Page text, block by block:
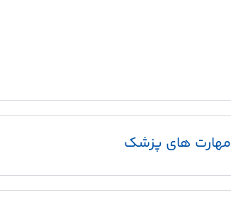
مهارت های پزشک